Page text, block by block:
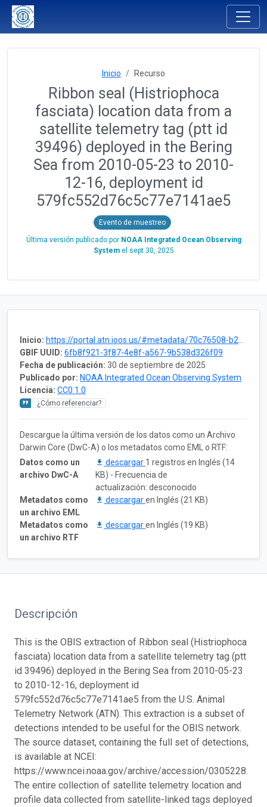
Inicio Recurso
Ribbon seal (Histriophoca
fasciata) location data from a
satellite telemetry tag (ptt id
39496) deployed in the Bering
Sea from 2010-05-23 to 2010-
12-16, deployment id
579fc552d76c5c77e7141ae5
Evento de muestreo
Última versión publicado por NOAA Integrated Ocean Observing
Systemel sept 30, 2025
Inicio: https://portal.atn.ioos.us/#metadata/70c76508-b252-4c3d-9f27-e4cba9300537/project
GBIF UUID: 6fb8f921-3f87-4e8f-a567-9b538d326f09
Fecha de publicación: 30 de septiembre de 2025
Publicado por: NOAA Integrated Ocean Observing System
Licencia: CC0 1.0
¿Cómo referenciar?
Descargue la última versión de los datos como un Archivo
Darwin Core (DwC-A) o los metadatos como EML o RTF:
Datos como un
archivo DwC-A
descargar 1 registros en Inglés (14
KB) - Frecuencia de
actualización: desconocido
Metadatos como
un archivo EML
descargaren Inglés (21 KB)
Metadatos como
un archivo RTF
descargaren Inglés (19 KB)
Descripción
This is the OBIS extraction of Ribbon seal (Histriophoca
fasciata) location data from a satellite telemetry tag (ptt
id 39496) deployed in the Bering Sea from 2010-05-23
to 2010-12-16, deployment id
579fc552d76c5c77e7141ae5 from the U.S. Animal
Telemetry Network (ATN). This extraction is a subset of
detections intended to be useful for the OBIS network.
The source dataset, containing the full set of detections,
is available at NCEI:
https://www.ncei.noaa.gov/archive/accession/0305228.
The entire collection of satellite telemetry location and
profile data collected from satellite-linked tags deployed